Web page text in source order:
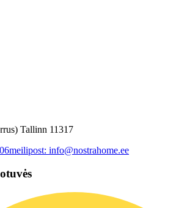
Tallinn 11317
meilipost: info@nostrahome.ee